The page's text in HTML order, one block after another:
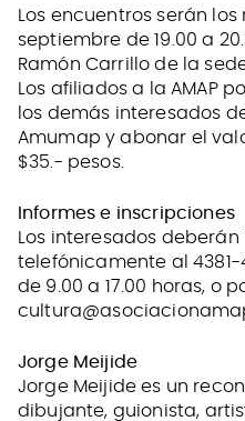
Los encuentros serán los
septiembre de 19.00 a
Ramón Carrillo de la
Los afiliados a la AMAP
los demás interesados
Amumap y abonar el
$35.- pesos.
Informes e inscripciones
Los interesados
telefónicamente al 4381-
de 9.00 a 17.00 horas, o
Jorge Meijide
Jorge Meijide es un
dibujante, guionista,